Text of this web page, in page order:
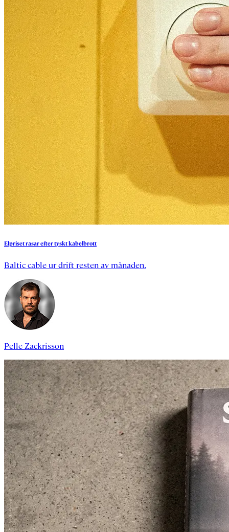
Elprisetrasareftertysktkabelbrott
Baltic cable ur drift resten av månaden.
Pelle Zackrisson